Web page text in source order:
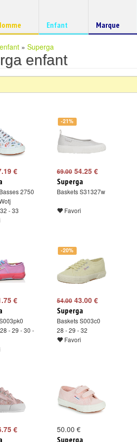
Chaussure
Enfant
Chaussure
de
Marque
» Superga
enfant
€
2750
- 33
-21%
69.00 54.25 €
Superga
Baskets S31327w
Favori
€
- 29 - 30 -
-20%
54.00 43.00 €
Superga
Baskets S003c0
28 - 29 - 32
Favori
€
50.00 €
Superga